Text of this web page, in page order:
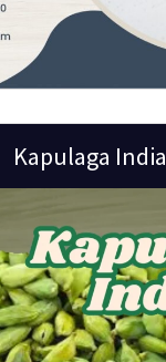
Kapulaga India